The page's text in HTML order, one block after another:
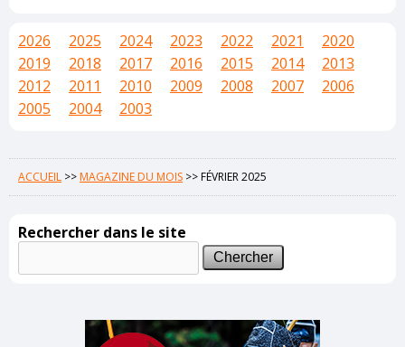
2026 2025 2024 2023 2022 2021
2020
2019
2018 2017 2016 2015 2014
2013
2012
2011 2010 2009 2008 2007
2006
2005
2004 2003
ACCUEIL >>MAGAZINE DU MOIS >>FÉVRIER 2025
Rechercher dans le site